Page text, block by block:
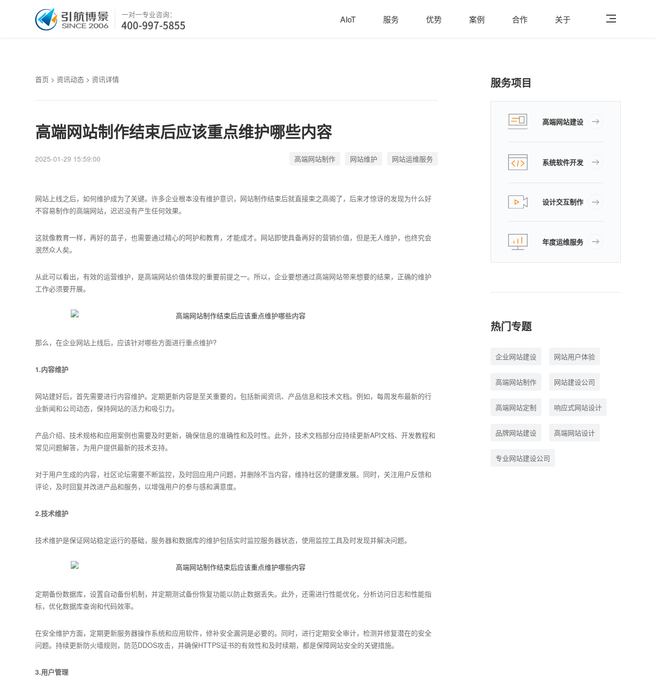
一对一专业咨询： AIoT 服务 优势 案例 合作 关于
首页 > 资讯动态 > 资讯详情
高端网站制作结束后应该重点维护哪些内容
2025-01-29 15:59:00 高端网站制作 网站维护 网站运维服务
网站上线之后，如何维护成为了关键。许多企业根本没有维护意识，网站制作结束后就直接束之高阁了，后来才惊讶的发现为什么好
不容易制作的高端网站，迟迟没有产生任何效果。
这就像教育一样，再好的苗子，也需要通过精心的呵护和教育，才能成才。网站即使具备再好的营销价值，但是无人维护，也终究会
泯然众人矣。
从此可以看出，有效的运营维护，是高端网站价值体现的重要前提之一。所以，企业要想通过高端网站带来想要的结果，正确的维护
工作必须要开展。
那么，在企业网站上线后，应该针对哪些方面进行重点维护?
1.内容维护
网站建好后，首先需要进行内容维护。定期更新内容是至关重要的，包括新闻资讯、产品信息和技术文档。例如，每周发布最新的行
业新闻和公司动态，保持网站的活力和吸引力。
产品介绍、技术规格和应用案例也需要及时更新，确保信息的准确性和及时性。此外，技术文档部分应持续更新API文档、开发教程和
常见问题解答，为用户提供最新的技术支持。
对于用户生成的内容，社区论坛需要不断监控，及时回应用户问题，并删除不当内容，维持社区的健康发展。同时，关注用户反馈和
评论，及时回复并改进产品和服务，以增强用户的参与感和满意度。
2.技术维护
技术维护是保证网站稳定运行的基础，服务器和数据库的维护包括实时监控服务器状态，使用监控工具及时发现并解决问题。
定期备份数据库，设置自动备份机制，并定期测试备份恢复功能以防止数据丢失。此外，还需进行性能优化，分析访问日志和性能指
标，优化数据库查询和代码效率。
在安全维护方面，定期更新服务器操作系统和应用软件，修补安全漏洞是必要的。同时，进行定期安全审计，检测并修复潜在的安全
问题。持续更新防火墙规则，防范DDOS攻击，并确保HTTPS证书的有效性和及时续期，都是保障网站安全的关键措施。
3.用户管理
服务项目
高端网站建设
系统软件开发
设计交互制作
年度运维服务
热门专题
企业网站建设 网站用户体验
高端网站制作 网站建设公司
高端网站定制 响应式网站设计
品牌网站建设 高端网站设计
专业网站建设公司